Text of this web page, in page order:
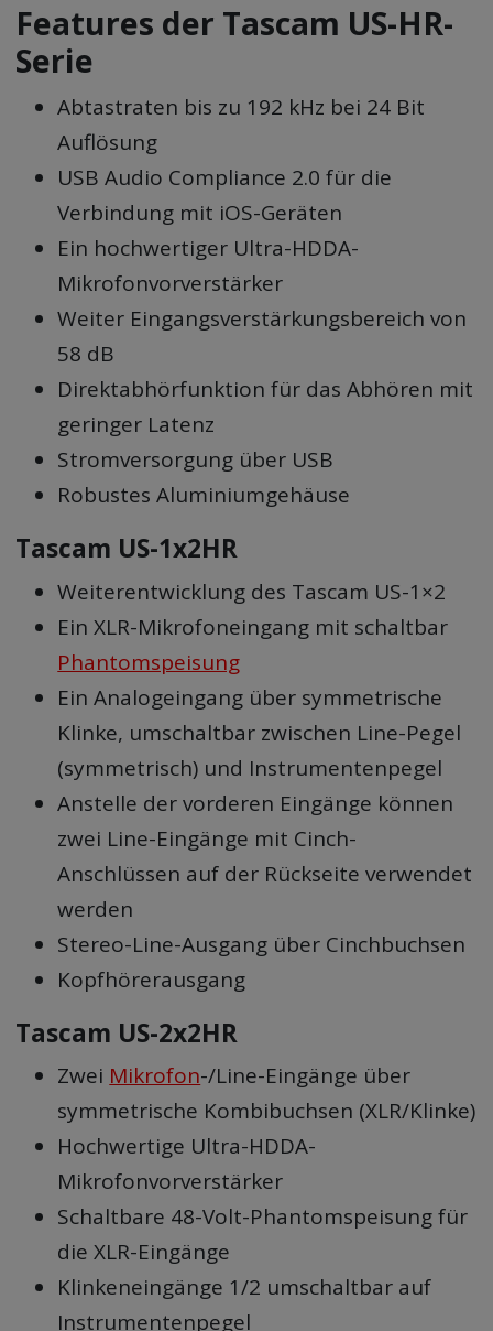
Features der Tascam US-HR-
Serie
Abtastraten bis zu 192 kHz bei 24 Bit
Auflösung
USB Audio Compliance 2.0 für die
Verbindung mit iOS-Geräten
Ein hochwertiger Ultra-HDDA-
Mikrofonvorverstärker
Weiter Eingangsverstärkungsbereich von
58 dB
Direktabhörfunktion für das Abhören mit
geringer Latenz
Stromversorgung über USB
Robustes Aluminiumgehäuse
Tascam US-1x2HR
Weiterentwicklung des Tascam US-1×2
Ein XLR-Mikrofoneingang mit schaltbar
Phantomspeisung
Ein Analogeingang über symmetrische
Klinke, umschaltbar zwischen Line-Pegel
(symmetrisch) und Instrumentenpegel
Anstelle der vorderen Eingänge können
zwei Line-Eingänge mit Cinch-
Anschlüssen auf der Rückseite verwendet
werden
Stereo-Line-Ausgang über Cinchbuchsen
Kopfhörerausgang
Tascam US-2x2HR
Zwei Mikrofon-/Line-Eingänge über
symmetrische Kombibuchsen (XLR/Klinke)
Hochwertige Ultra-HDDA-
Mikrofonvorverstärker
Schaltbare 48-Volt-Phantomspeisung für
die XLR-Eingänge
Klinkeneingänge 1/2 umschaltbar auf
Instrumentenpegel